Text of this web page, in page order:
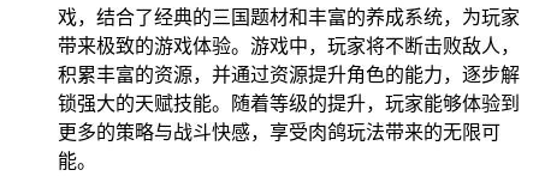
戏，结合了经典的三国题材和丰富的养成系统，为玩家
带来极致的游戏体验。游戏中，玩家将不断击败敌人，
积累丰富的资源，并通过资源提升角色的能力，逐步解
锁强大的天赋技能。随着等级的提升，玩家能够体验到
更多的策略与战斗快感，享受肉鸽玩法带来的无限可
能。